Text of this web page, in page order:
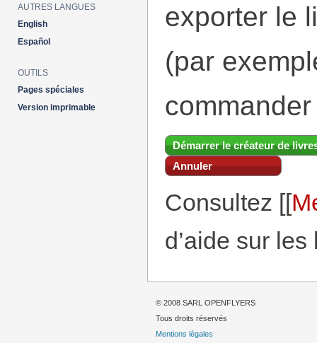
exporter le
(par
Démarrer le créateur de
Annuler
Consultez [[
d’aide sur
AUTRES LANGUES
English
Español
OUTILS
Pages spéciales
Version imprimable
© 2008 SARL OPENFLYERS
Tous droits réservés
Mentions légales